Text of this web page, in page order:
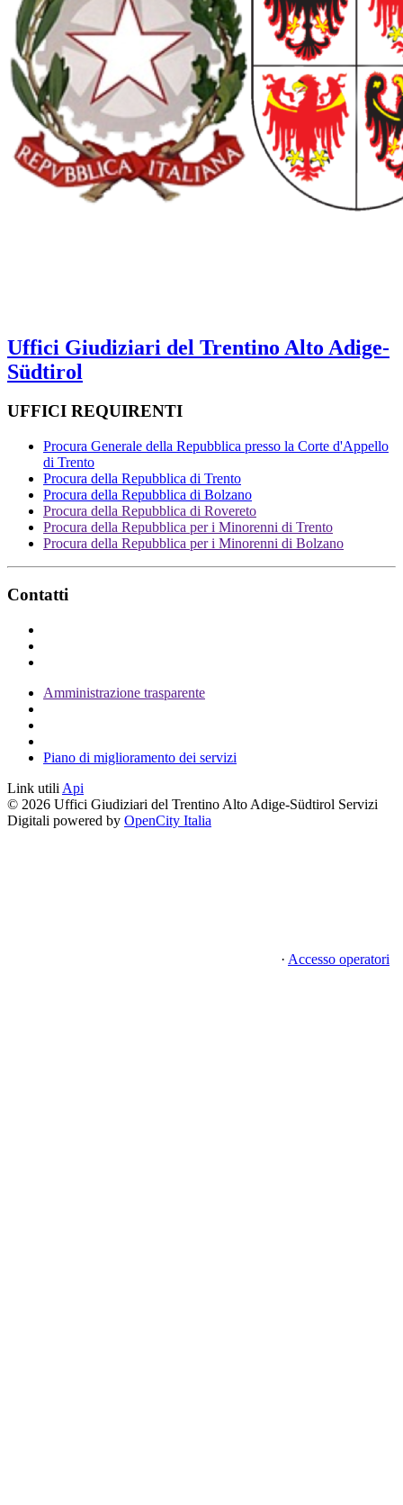
Uffici Giudiziari del Trentino Alto Adige-
Südtirol
UFFICI REQUIRENTI
Procura Generale della Repubblica presso la Corte d'Appello
di Trento
Procura della Repubblica di Trento
Procura della Repubblica di Bolzano
Procura della Repubblica di Rovereto
Procura della Repubblica per i Minorenni di Trento
Procura della Repubblica per i Minorenni di Bolzano
Contatti
Amministrazione trasparente
Piano di miglioramento dei servizi
Link utili Api
© 2026 Uffici Giudiziari del Trentino Alto Adige-Südtirol Servizi
Digitali powered by OpenCity Italia
· Accesso operatori